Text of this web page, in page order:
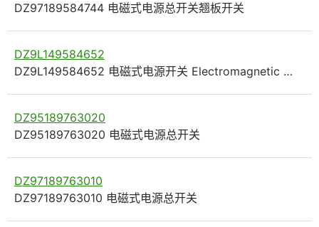
DZ97189584744 电磁式电源总开关翘板开关
DZ9L149584652
DZ9L149584652 电磁式电源开关 Electromagnetic …
DZ95189763020
DZ95189763020 电磁式电源总开关
DZ97189763010
DZ97189763010 电磁式电源总开关